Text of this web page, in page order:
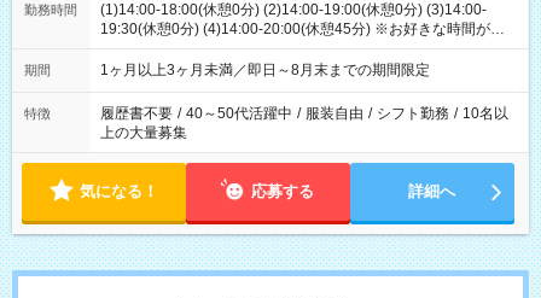
勤務時間
(1)14:00-18:00(休憩0分) (2)14:00-19:00(休憩0分) (3)14:00-
19:30(休憩0分) (4)14:00-20:00(休憩45分) ※お好きな時間が選べ
ます
期間 1ヶ月以上3ヶ月未満／即日～8月末までの期間限定
特徴 履歴書不要 / 40～50代活躍中 / 服装自由 / シフト勤務 / 10名以
上の大量募集
気になる！ 応募する 詳細へ